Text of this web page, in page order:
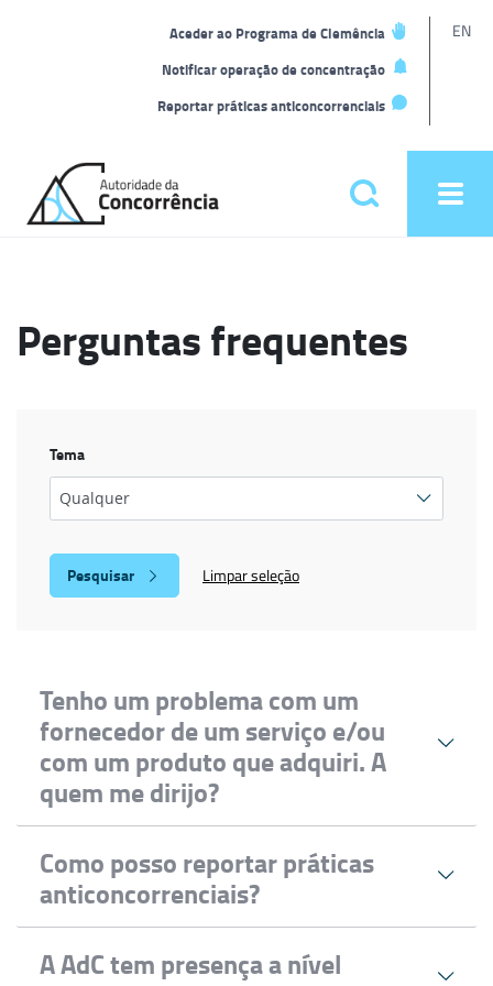
Aceder ao Programa de Clemência
Notificar operação de concentração
Reportar práticas anticoncorrenciais
EN
home
Pesquisar
Perguntas frequentes
Tema
Limpar seleção
Tenho um problema com um
fornecedor de um serviço e/ou
com um produto que adquiri. A
quem me dirijo?
Na relação dos consumidores com os seus
fornecedores de bens ou prestadores de
serviços são, por vezes, identificadas
Como posso reportar práticas
anticoncorrenciais?
A AdC tem presença a nível